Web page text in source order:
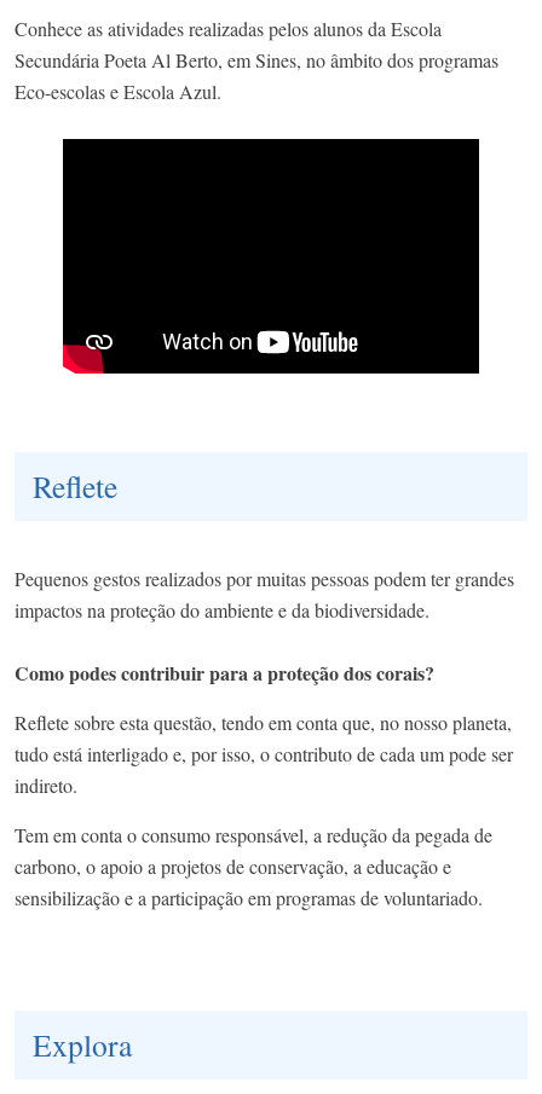
Conhece as atividades realizadas pelos alunos da Escola
Secundária Poeta Al Berto, em Sines, no âmbito dos programas
Eco-escolas e Escola Azul.
Reflete
Pequenos gestos realizados por muitas pessoas podem ter grandes
impactos na proteção do ambiente e da biodiversidade.
Como podes contribuir para a proteção dos corais?
Reflete sobre esta questão, tendo em conta que, no nosso planeta,
tudo está interligado e, por isso, o contributo de cada um pode ser
indireto.
Tem em conta o consumo responsável, a redução da pegada de
carbono, o apoio a projetos de conservação, a educação e
sensibilização e a participação em programas de voluntariado.
Explora